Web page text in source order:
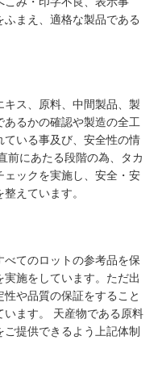
まえ、適格な製品である
ス、原料、中間製品、製
るかの確認や製造の全工
いる事及び、安全性の情
前にあたる段階の為、タカ
ックを実施し、安全・安
えています。
てのロットの参考品を保
施をしています。ただ出
や品質の保証をすること
ます。 天産物である原料
提供できるよう上記体制